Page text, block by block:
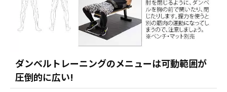
ダンベルトレーニングのメニューは可動範囲が
圧倒的に広い!